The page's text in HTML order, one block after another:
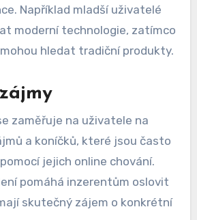
Například mladší uživatelé
moderní technologie, zatímco
hledat tradiční produkty.
zaměřuje na uživatele na
a koníčků, které jsou často
jejich online chování.
pomáhá inzerentům oslovit
skutečný zájem o konkrétní